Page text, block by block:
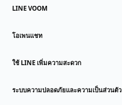
LINE VOOM
โอเพนแชท
ใช้ LINE เพิ่มความสะดวก
ระบบความปลอดภัยและความเป็นส่วนตัว